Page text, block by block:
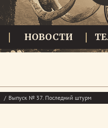
НОВОСТИ
Выпуск № 37. Последний штурм